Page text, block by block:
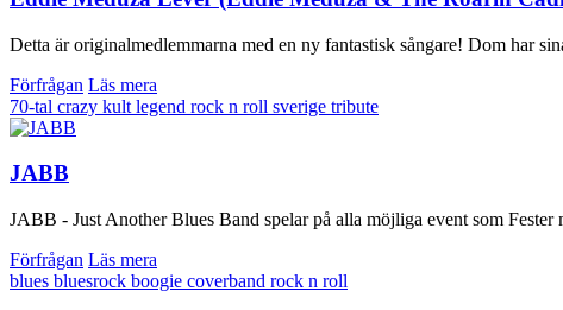
Detta är originalmedlemmarna med en ny fantastisk sångare! Dom har
Förfrågan Läs mera
70-tal crazy kult legend rock n roll sverige tribute
JABB
JABB - Just Another Blues Band spelar på alla möjliga event som
Förfrågan Läs mera
blues bluesrock boogie coverband rock n roll